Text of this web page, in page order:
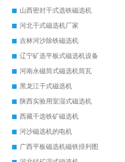
山西密封干式选铁磁选机
河北干式磁选机厂家
吉林河沙除铁磁选机
辽宁矿选平板式磁选机设备
河南永磁筒式磁选机筒瓦
黑龙江干式磁选机
陕西实验用室湿式磁选机
西藏干选铁矿磁选机
河沙磁选机的电机
广西平板磁选机磁铁排列图